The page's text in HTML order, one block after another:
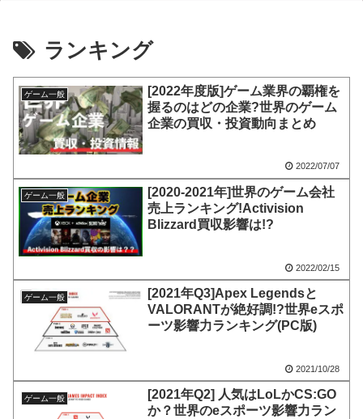
ランキング
ゲーム一般
[2022年度版]ゲーム業界の覇権を
握るのはどの企業?世界のゲーム
企業の買収・投資動向まとめ
2022/07/07
ゲーム一般
[2020-2021年]世界のゲーム会社
売上ランキング!Activision
Blizzard買収影響は!?
2022/02/15
ゲーム一般
[2021年Q3]Apex Legendsと
VALORANTが絶好調!?世界eスポ
ーツ影響力ランキング(PC版)
2021/10/28
ゲーム一般
[2021年Q2] 人気はLoLかCS:GO
か？世界のeスポーツ影響力ラン